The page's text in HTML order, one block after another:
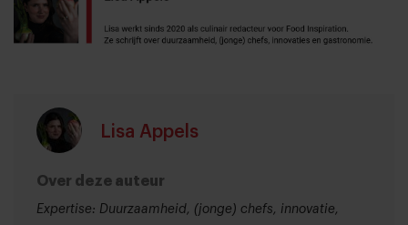
Lisa Appels
Over deze auteur
Expertise: Duurzaamheid, (jonge) chefs, innovatie,